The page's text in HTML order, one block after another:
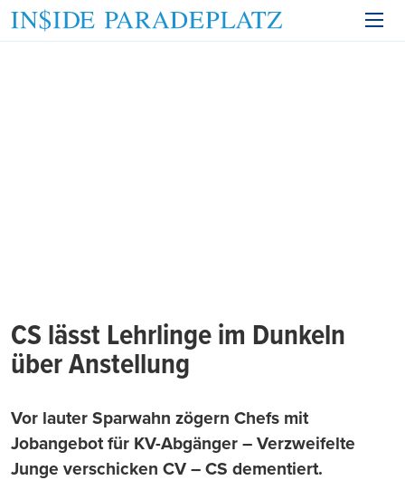
CS lässt Lehrlinge im Dunkeln
über Anstellung
Vor lauter Sparwahn zögern Chefs mit
Jobangebot für KV-Abgänger – Verzweifelte
Junge verschicken CV – CS dementiert.